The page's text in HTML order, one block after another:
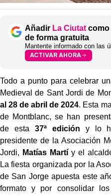
Añadir La Ciutat como
de forma gratuita
Mantente informado con las
ACTIVAR AHORA
Todo a punto para celebrar
Medieval de Sant Jordi de
al 28 de abril de 2024. Esta
de Montblanc, se han
de esta 37ª edición y lo
presidente de la Asociación
Jordi, Matías Martí y el
La fiesta organizada por la
de San Jorge apuesta este
formato y por consolidar